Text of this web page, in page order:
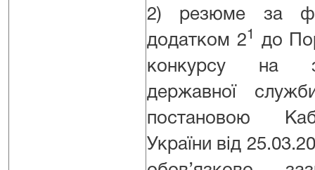
2) резюме за
додатком 21
до
конкурсу на
державної
постановою
України від